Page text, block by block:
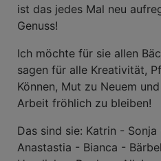
ist das jedes Mal neu
Genuss!
Ich möchte für sie allen
sagen für alle Kreativität,
Können, Mut zu Neuem
Arbeit fröhlich zu bleiben!
Das sind sie: Katrin -
Anastastia - Bianca -